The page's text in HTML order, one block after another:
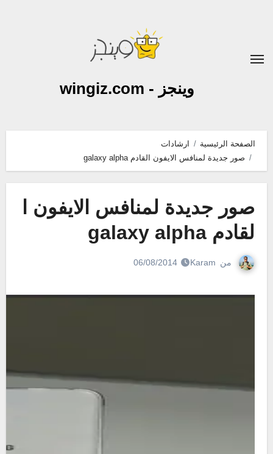
وينجز - wingiz.com
الصفحة الرئيسية
ارشادات
صور جديدة لمنافس الايفون القادم galaxy alpha
صور جديدة لمنافس الايفون ا
لقادم galaxy alpha
من Karam
06/08/2014